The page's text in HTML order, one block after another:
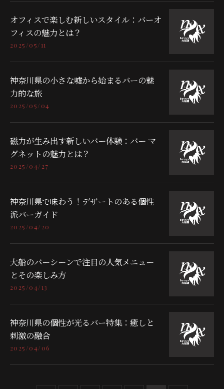
オフィスで楽しむ新しいスタイル：バーオ
フィスの魅力とは？
2025/05/11
神奈川県の小さな嘘から始まるバーの魅
力的な旅
2025/05/04
磁力が生み出す新しいバー体験：バー マ
グネットの魅力とは？
2025/04/27
神奈川県で味わう！デザートのある個性
派バーガイド
2025/04/20
大船のバーシーンで注目の人気メニュー
とその楽しみ方
2025/04/13
神奈川県の個性が光るバー特集：癒しと
刺激の融合
2025/04/06